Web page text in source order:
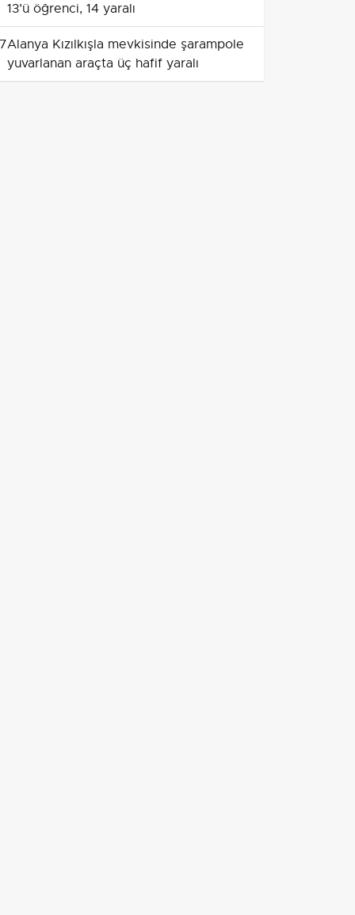
13’ü öğrenci, 14 yaralı
7Alanya Kızılkışla mevkisinde şarampole
yuvarlanan araçta üç hafif yaralı